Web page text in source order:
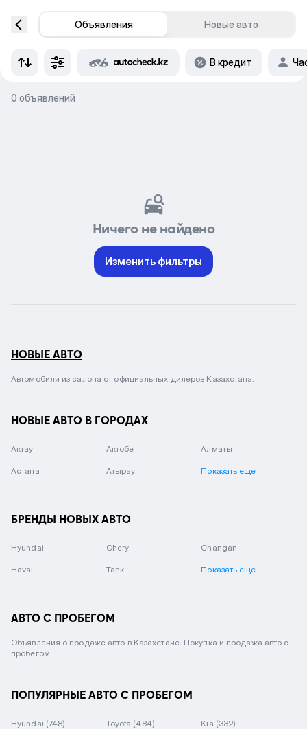
Объявления Новые авто
В кредит
0 объявлений
Ничего не найдено
Изменить фильтры
НОВЫЕ АВТО
Автомобили из салона от официальных дилеров Казахстана.
НОВЫЕ АВТО В ГОРОДАХ
Актау Актобе Алматы
Астана Атырау Показать еще
БРЕНДЫ НОВЫХ АВТО
Hyundai Chery Changan
Haval Tank Показать еще
АВТО С ПРОБЕГОМ
Объявления о продаже авто в Казахстане. Покупка и продажа авто с
пробегом.
ПОПУЛЯРНЫЕ АВТО С ПРОБЕГОМ
Hyundai (748) Toyota (484) Kia (332)